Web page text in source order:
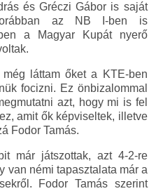
és Gréczi Gábor is saját
az NB I-ben is
a Magyar Kupát nyerő
láttam őket a KTE-ben
focizni. Ez önbizalommal
azt, hogy mi is fel
amit ők képviseltek, illetve
Fodor Tamás.
már játszottak, azt 4-2-re
van némi tapasztalata már a
Fodor Tamás szerint